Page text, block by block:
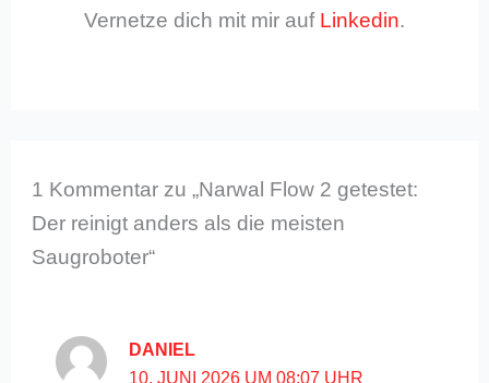
Vernetze dich mit mir auf Linkedin.
1 Kommentar zu „Narwal Flow 2 getestet:
Der reinigt anders als die meisten
Saugroboter“
DANIEL
10. JUNI 2026 UM 08:07 UHR